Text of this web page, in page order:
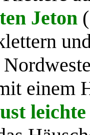
Jeton
einem